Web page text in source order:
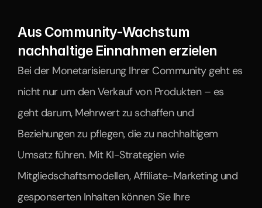
Aus Community-Wachstum
nachhaltige Einnahmen erzielen
Bei der Monetarisierung Ihrer Community geht es
nicht nur um den Verkauf von Produkten – es
geht darum, Mehrwert zu schaffen und
Beziehungen zu pflegen, die zu nachhaltigem
Umsatz führen. Mit KI-Strategien wie
Mitgliedschaftsmodellen, Affiliate-Marketing und
gesponserten Inhalten können Sie Ihre